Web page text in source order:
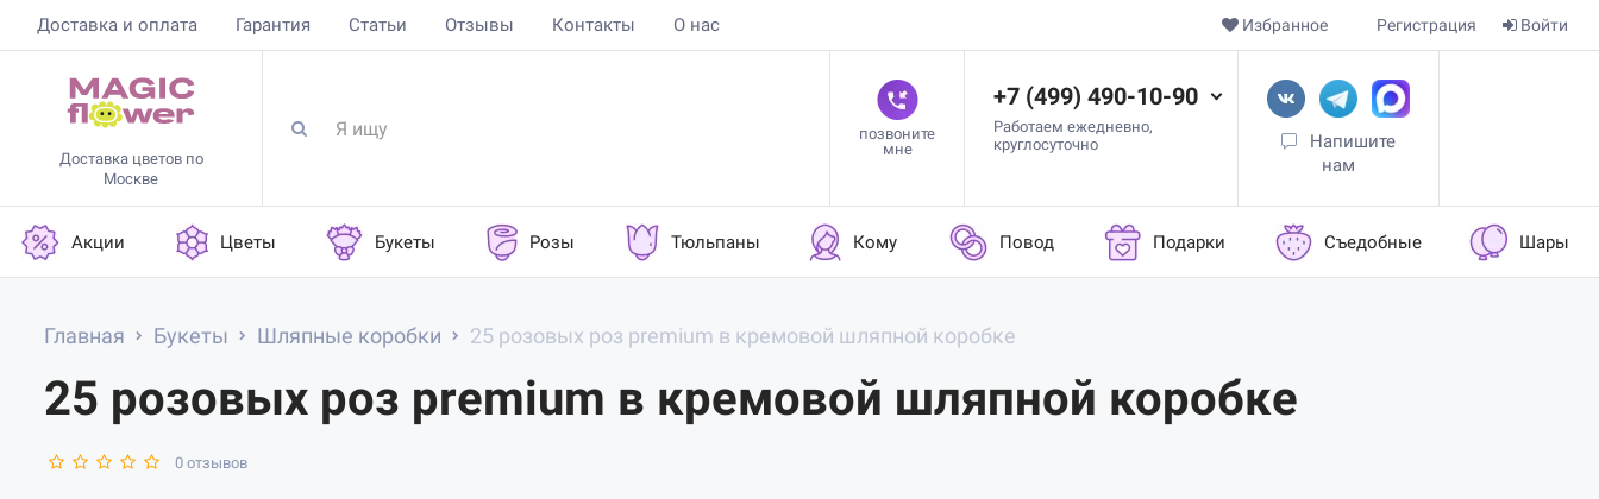
Доставка и оплата Гарантия Статьи Отзывы Контакты О нас Войти
Регистрация
Избранное
Доставка цветов по
Москве
позвоните
мне
+7 (499) 490-10-90
Работаем ежедневно,
круглосуточно
Напишите
нам
Акции Цветы Букеты Розы Тюльпаны Кому Повод Подарки Съедобные Шары
Главная Букеты Шляпные коробки 25 розовых роз premium в кремовой шляпной коробке
25 розовых роз premium в кремовой шляпной коробке
0 отзывов